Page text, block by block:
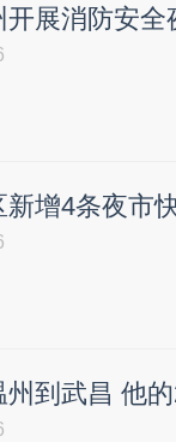
开展消防安全
新增4条夜市
州到武昌 他